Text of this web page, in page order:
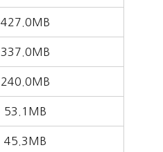
427.0MB
337.0MB
240.0MB
53.1MB
45.3MB